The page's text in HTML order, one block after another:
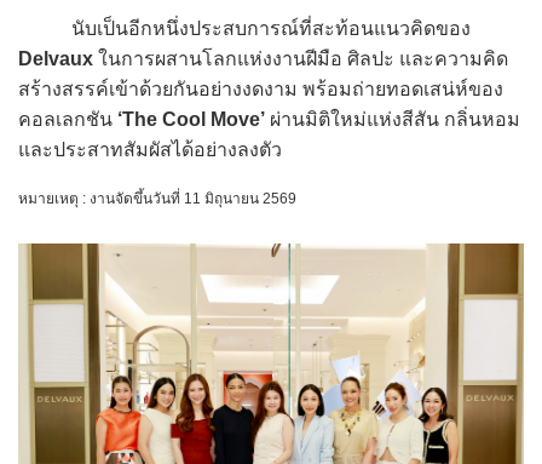
นับเป็นอีกหนึ่งประสบการณ์ที่สะท้อนแนวคิดของ
Delvaux ในการผสานโลกแห่งงานฝีมือ ศิลปะ และความคิด
สร้างสรรค์เข้าด้วยกันอย่างงดงาม พร้อมถ่ายทอดเสน่ห์ของ
คอลเลกชัน ‘The Cool Move’ ผ่านมิติใหม่แห่งสีสัน กลิ่นหอม
และประสาทสัมผัสได้อย่างลงตัว
หมายเหตุ : งานจัดขึ้นวันที่ 11 มิถุนายน 2569